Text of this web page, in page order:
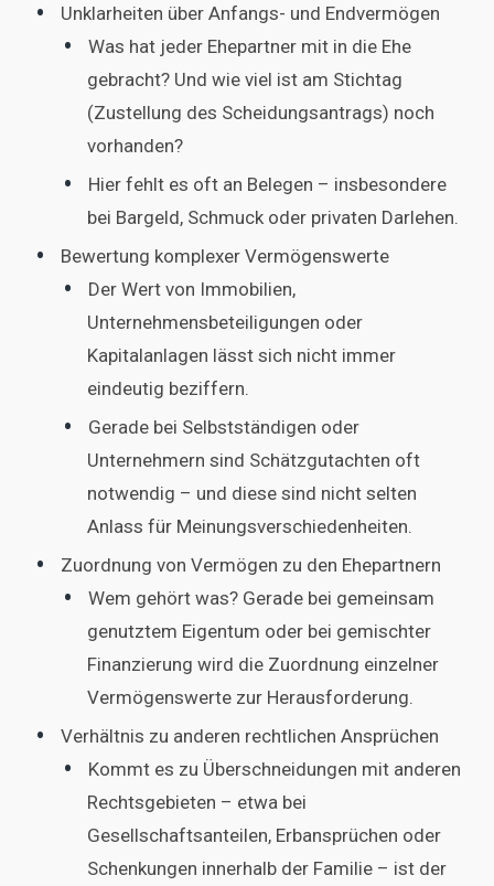
Unklarheiten über Anfangs- und Endvermögen
Was hat jeder Ehepartner mit in die Ehe
gebracht? Und wie viel ist am Stichtag
(Zustellung des Scheidungsantrags) noch
vorhanden?
Hier fehlt es oft an Belegen – insbesondere
bei Bargeld, Schmuck oder privaten Darlehen.
Bewertung komplexer Vermögenswerte
Der Wert von Immobilien,
Unternehmensbeteiligungen oder
Kapitalanlagen lässt sich nicht immer
eindeutig beziffern.
Gerade bei Selbstständigen oder
Unternehmern sind Schätzgutachten oft
notwendig – und diese sind nicht selten
Anlass für Meinungsverschiedenheiten.
Zuordnung von Vermögen zu den Ehepartnern
Wem gehört was? Gerade bei gemeinsam
genutztem Eigentum oder bei gemischter
Finanzierung wird die Zuordnung einzelner
Vermögenswerte zur Herausforderung.
Verhältnis zu anderen rechtlichen Ansprüchen
Kommt es zu Überschneidungen mit anderen
Rechtsgebieten – etwa bei
Gesellschaftsanteilen, Erbansprüchen oder
Schenkungen innerhalb der Familie – ist der